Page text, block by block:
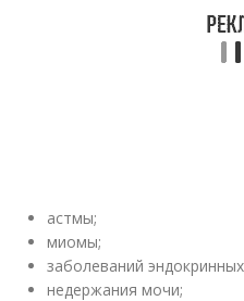
астмы;
миомы;
заболеваний
недержания мочи;